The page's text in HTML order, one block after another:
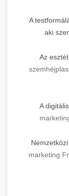
A
aki
Az
A
marketing